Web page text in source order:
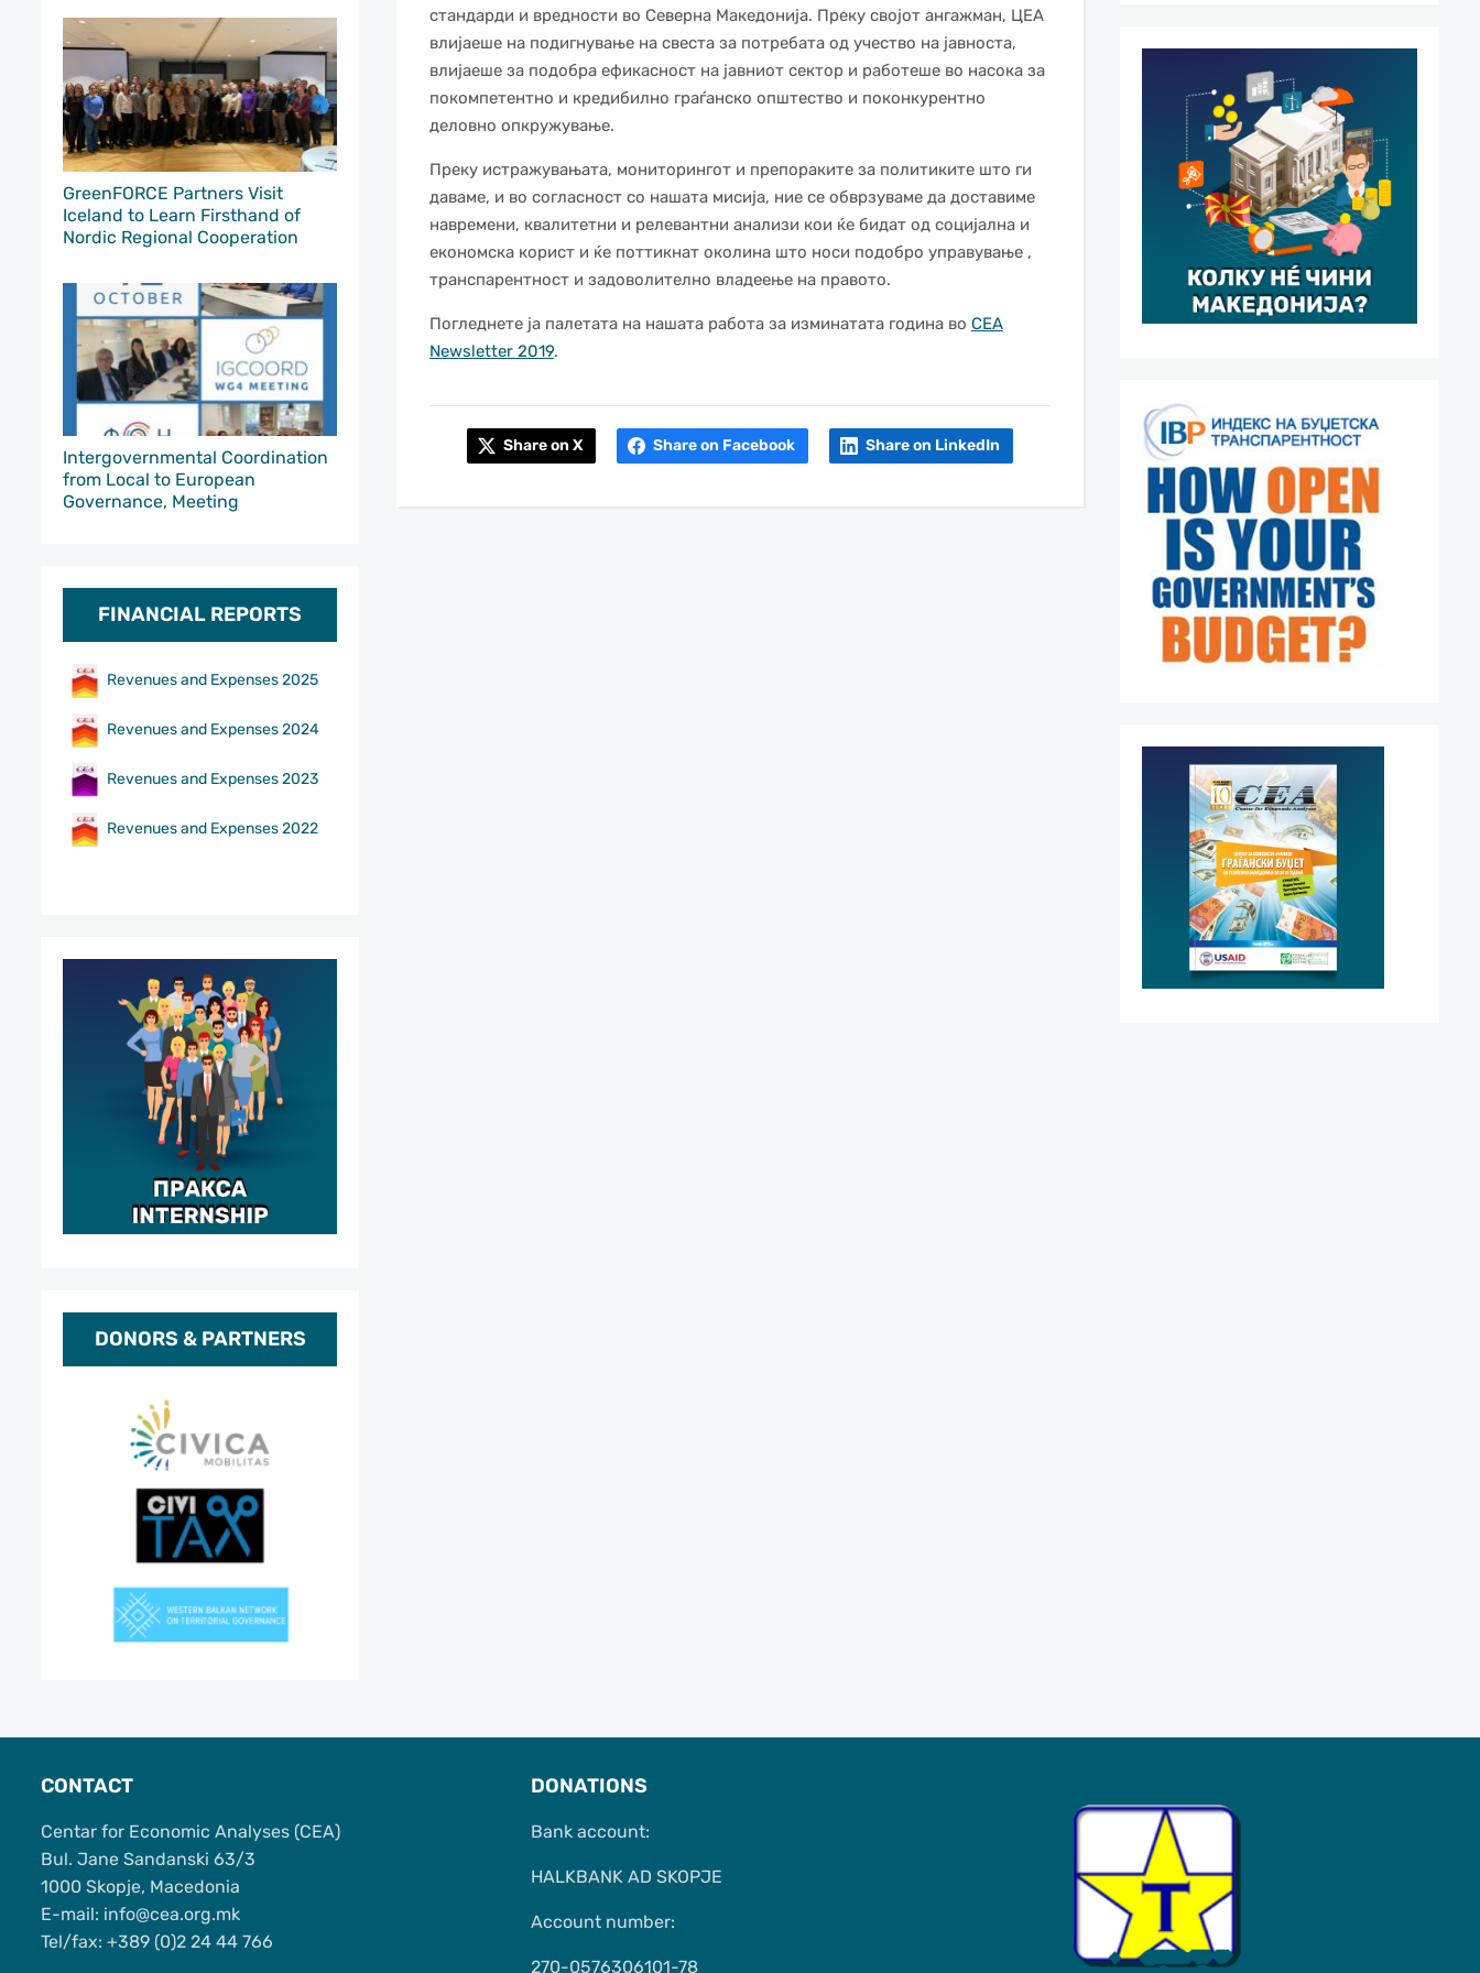
GreenFORCE Partners Visit
Iceland to Learn Firsthand of
Nordic Regional Cooperation
Intergovernmental Coordination
from Local to European
Governance, Meeting
FINANCIAL REPORTS
Revenues and Expenses 2025
Revenues and Expenses 2024
Revenues and Expenses 2023
Revenues and Expenses 2022
DONORS & PARTNERS
стандарди и вредности во Северна Македонија. Преку својот ангажман, ЦЕА
влијаеше на подигнување на свеста за потребата од учество на јавноста,
влијаеше за подобра ефикасност на јавниот сектор и работеше во насока за
покомпетентно и кредибилно граѓанско општество и поконкурентно
деловно опкружување.
Преку истражувањата, мониторингот и препораките за политиките што ги
даваме, и во согласност со нашата мисија, ние се обврзуваме да доставиме
навремени, квалитетни и релевантни анализи кои ќе бидат од социјална и
економска корист и ќе поттикнат околина што носи подобро управување ,
транспарентност и задоволително владеење на правото.
Погледнете ја палетата на нашата работа за изминатата година во CEA
Newsletter 2019.
Share on X Share on Facebook Share on LinkedIn
CONTACT
Centar for Economic Analyses (CEA)
Bul. Jane Sandanski 63/3
1000 Skopje, Macedonia
Е-mail: info@cea.org.mk
Tel/fax: +389 (0)2 24 44 766
DONATIONS
Bank account:
HALKBANK AD SKOPJE
Account number:
270-0576306101-78